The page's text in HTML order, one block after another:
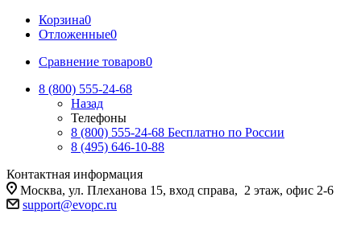
Корзина0
Отложенные0
Сравнение товаров0
8 (800) 555-24-68
Назад
Телефоны
8 (800) 555-24-68 Бесплатно по России
8 (495) 646-10-88
Контактная информация
Москва, ул. Плеханова 15, вход справа, 2 этаж, офис 2-6
support@evopc.ru